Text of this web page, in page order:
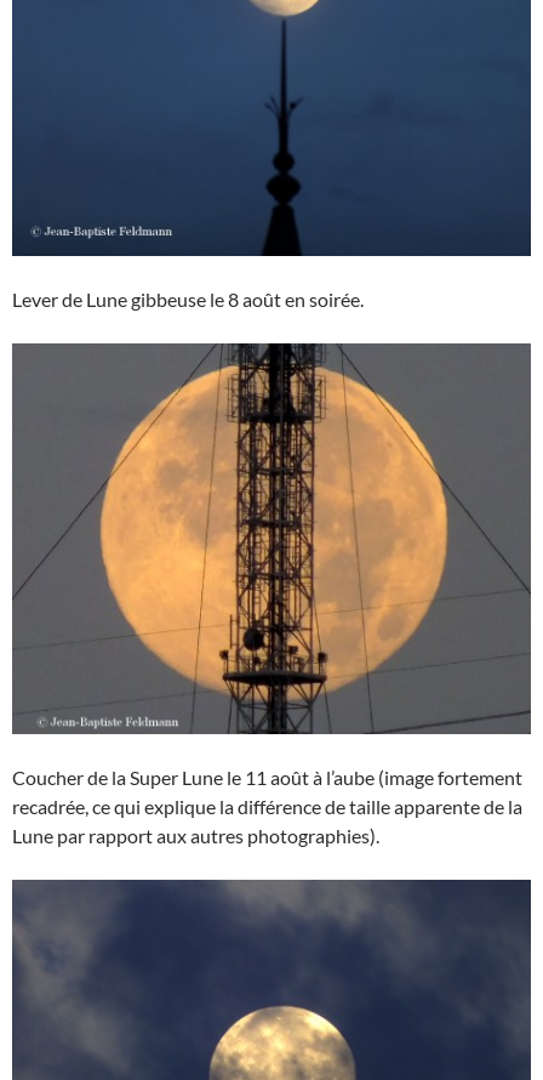
Lever de Lune gibbeuse le 8 août en soirée.
Coucher de la Super Lune le 11 août à l’aube (image fortement
recadrée, ce qui explique la différence de taille apparente de la
Lune par rapport aux autres photographies).